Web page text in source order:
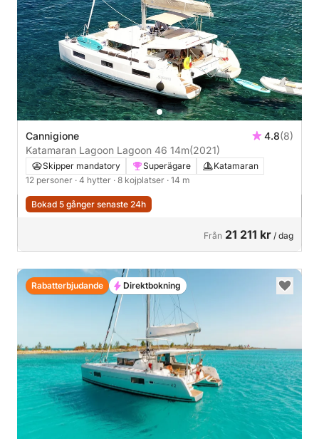
Cannigione 4.8(8)
Katamaran Lagoon Lagoon 46 14m(2021)
Skipper mandatory Superägare
Katamaran
12 personer · 4 hytter · 8 kojplatser · 14 m
Bokad 5 gånger senaste 24h
Från 21 211 kr / dag
Rabatterbjudande Direktbokning